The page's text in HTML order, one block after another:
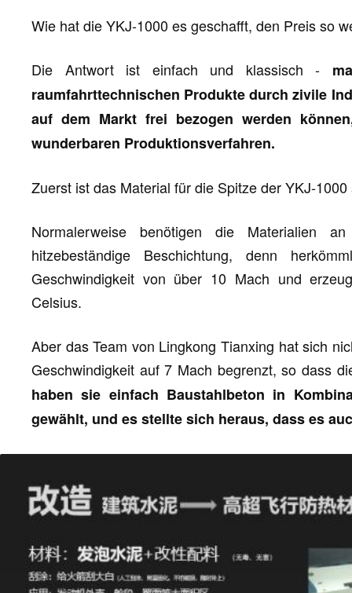
Wie hat die YKJ-1000 es geschafft, den Preis so
Die Antwort ist einfach und klassisch -
raumfahrttechnischen Produkte durch zivile
auf dem Markt frei bezogen werden
wunderbaren Produktionsverfahren.
Zuerst ist das Material für die Spitze der YKJ-
Normalerweise benötigen die Materialien
hitzebeständige Beschichtung, denn
Geschwindigkeit von über 10 Mach und
Celsius.
Aber das Team von Lingkong Tianxing hat sich
Geschwindigkeit auf 7 Mach begrenzt, so dass
haben sie einfach Baustahlbeton in
gewählt, und es stellte sich heraus, dass es